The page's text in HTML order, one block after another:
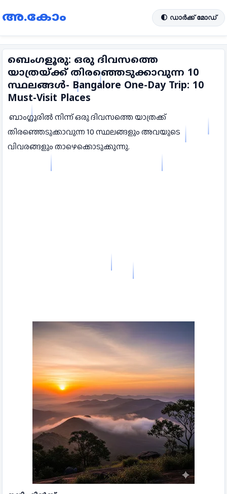
അ.കോം 🌓 ഡാർക്ക് മോഡ്
ബെംഗളൂരു: ഒരു ദിവസത്തെ
യാത്രയ്ക്ക് തിരഞ്ഞെടുക്കാവുന്ന 10
സ്ഥലങ്ങൾ- Bangalore One-Day Trip: 10
Must-Visit Places
ബാംഗ്ലൂരിൽ നിന്ന് ഒരു ദിവസത്തെ യാത്രക്ക്
തിരഞ്ഞെടുക്കാവുന്ന 10 സ്ഥലങ്ങളും അവയുടെ
വിവരങ്ങളും താഴെക്കൊടുക്കുന്നു.